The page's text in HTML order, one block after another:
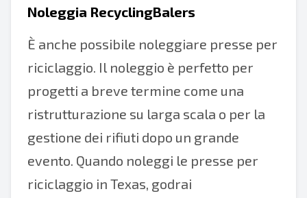
Noleggia RecyclingBalers
È anche possibile noleggiare presse per
riciclaggio. Il noleggio è perfetto per
progetti a breve termine come una
ristrutturazione su larga scala o per la
gestione dei rifiuti dopo un grande
evento. Quando noleggi le presse per
riciclaggio in Texas, godrai